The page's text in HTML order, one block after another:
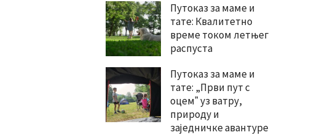
Путоказ за маме и
тате: Квалитетно
време током летњег
распуста
Путоказ за маме и
тате: „Први пут с
оцемˮ уз ватру,
природу и
заједничке авантуре